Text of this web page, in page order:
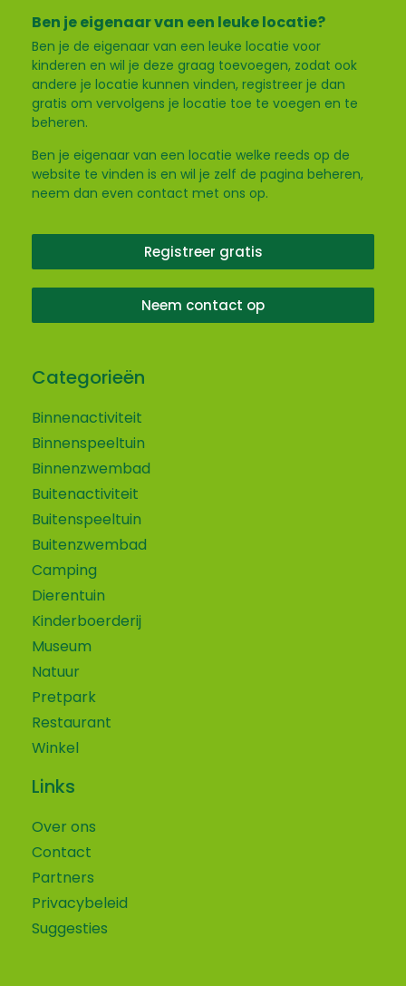
Ben je eigenaar van een leuke locatie?
Ben je de eigenaar van een leuke locatie voor
kinderen en wil je deze graag toevoegen, zodat ook
andere je locatie kunnen vinden, registreer je dan
gratis om vervolgens je locatie toe te voegen en te
beheren.
Ben je eigenaar van een locatie welke reeds op de
website te vinden is en wil je zelf de pagina beheren,
neem dan even contact met ons op.
Registreer gratis
Neem contact op
Categorieën
Binnenactiviteit
Binnenspeeltuin
Binnenzwembad
Buitenactiviteit
Buitenspeeltuin
Buitenzwembad
Camping
Dierentuin
Kinderboerderij
Museum
Natuur
Pretpark
Restaurant
Winkel
Links
Over ons
Contact
Partners
Privacybeleid
Suggesties